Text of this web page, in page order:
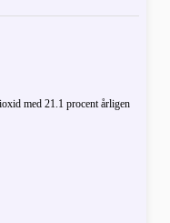
med 21.1 procent årligen